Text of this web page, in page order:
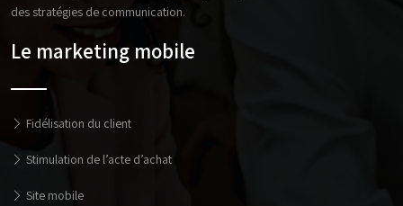
des stratégies de communication.
Le marketing mobile
Fidélisation du client
Stimulation de l’acte d’achat
Site mobile